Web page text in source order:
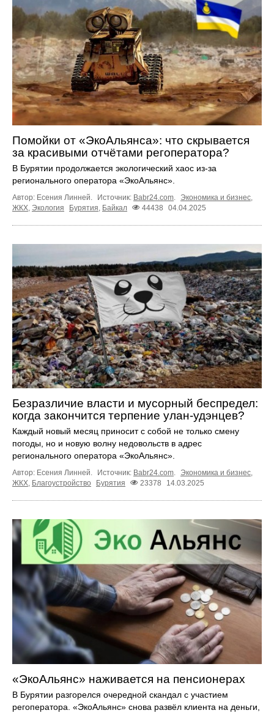
Помойки от «ЭкоАльянса»: что скрывается
за красивыми отчётами регоператора?
В Бурятии продолжается экологический хаос из-за
регионального оператора «ЭкоАльянс».
Автор: Есения Линней. Источник: Babr24.com Экономика и бизнес
ЖКХ Экология Бурятия Байкал 44438 04.04.2025
Безразличие власти и мусорный беспредел:
когда закончится терпение улан-удэнцев?
Каждый новый месяц приносит с собой не только смену
погоды, но и новую волну недовольств в адрес
регионального оператора «ЭкоАльянс».
Автор: Есения Линней. Источник: Babr24.com. Экономика и бизнес,
ЖКХ, Благоустройство Бурятия 23378 14.03.2025
«ЭкоАльянс» наживается на пенсионерах
В Бурятии разгорелся очередной скандал с участием
регоператора. «ЭкоАльянс» снова развёл клиента на деньги,